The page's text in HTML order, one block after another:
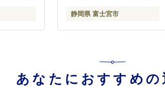
日用品
静岡県 富士宮市
あなたにおすすめの